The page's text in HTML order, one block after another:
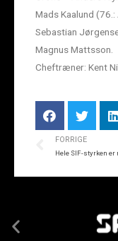
Mads Kaalund
Sebastian
Magnus Mattsson.
Cheftræner: Kent
FORRIGE